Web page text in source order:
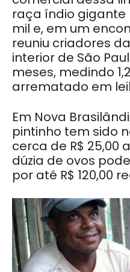
raça índio gigante
mil e, em um
reuniu criadores
interior de São
meses, medindo
arrematado em
Em Nova
pintinho tem sido
cerca de R$ 25,00
dúzia de ovos
por até R$ 120,00